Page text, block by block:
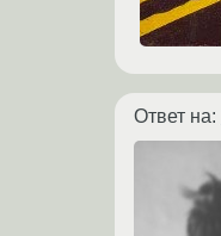
Ответ на: